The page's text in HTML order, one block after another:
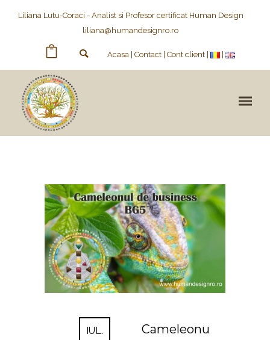
Liliana Lutu-Coraci - Analist si Profesor certificat Human Design
liliana@humandesignro.ro
Acasa Contact Cont client
IUL.
Cameleonu